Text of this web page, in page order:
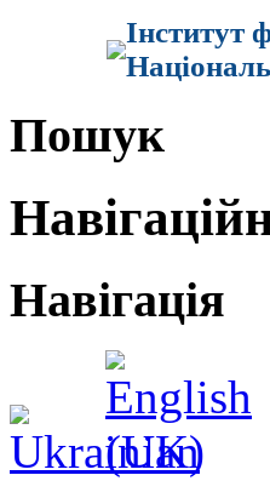
Інститут
Пошук
Навігація